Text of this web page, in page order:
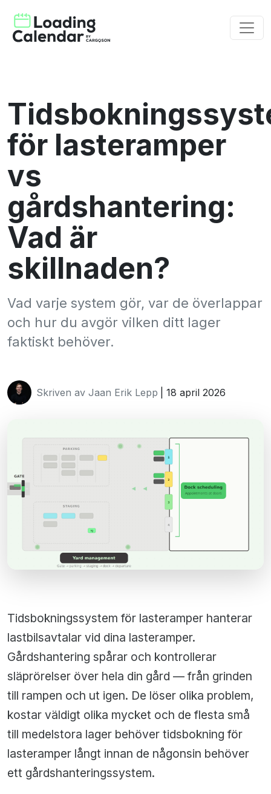
för lasteramper
vs
gårdshantering:
Vad är
skillnaden?
Vad varje system gör, var de överlappar
och hur du avgör vilken ditt lager
faktiskt behöver.
Skriven av Jaan Erik Lepp | 18 april 2026
Tidsbokningssystem för lasteramper hanterar
lastbilsavtalar vid dina lasteramper.
Gårdshantering spårar och kontrollerar
släprörelser över hela din gård — från grinden
till rampen och ut igen. De löser olika problem,
kostar väldigt olika mycket och de flesta små
till medelstora lager behöver tidsbokning för
lasteramper långt innan de någonsin behöver
ett gårdshanteringssystem.